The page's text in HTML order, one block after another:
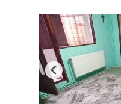
Previous